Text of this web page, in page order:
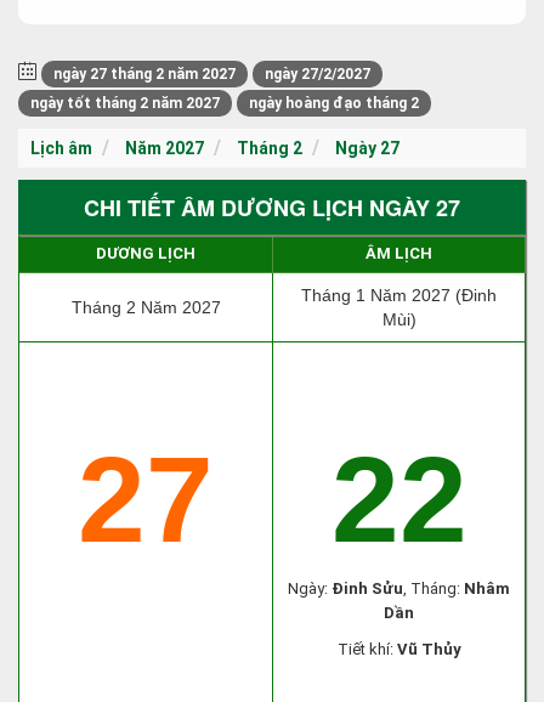
ngày 27 tháng 2 năm 2027
ngày 27/2/2027
ngày tốt tháng 2 năm 2027
ngày hoàng đạo tháng 2
Lịch âm Năm 2027 Tháng 2 Ngày 27
CHI TIẾT ÂM DƯƠNG LỊCH NGÀY 27
DƯƠNG LỊCH ÂM LỊCH
Tháng 2 Năm 2027
Tháng 1 Năm 2027 (Đinh
Mùi)
27 22
Ngày: Đinh Sửu, Tháng: Nhâm
Dần
Tiết khí: Vũ Thủy